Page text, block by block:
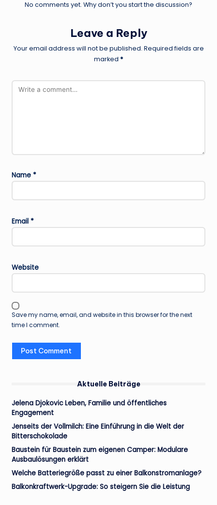
No comments yet. Why don’t you start the discussion?
Leave a Reply
Your email address will not be published. Required fields are
marked *
Name *
Email *
Website
Save my name, email, and website in this browser for the next
time I comment.
Aktuelle Beiträge
Jelena Djokovic Leben, Familie und öffentliches
Engagement
Jenseits der Vollmilch: Eine Einführung in die Welt der
Bitterschokolade
Baustein für Baustein zum eigenen Camper: Modulare
Ausbaulösungen erklärt
Welche Batteriegröße passt zu einer Balkonstromanlage?
Balkonkraftwerk-Upgrade: So steigern Sie die Leistung